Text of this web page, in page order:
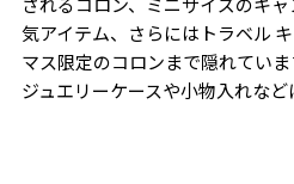
気アイテム、さらにはトラベル
マス限定のコロンまで隠れていま
ジュエリーケースや小物入れなど